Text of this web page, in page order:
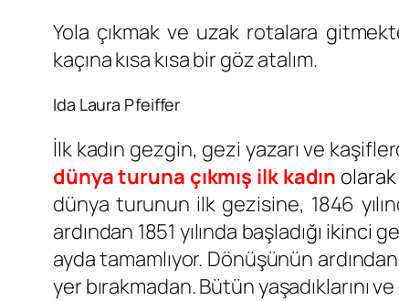
Yola çıkmak ve uzak rotalara
kaçına kısa kısa bir göz atalım.
Ida Laura Pfeiffer
İlk kadın gezgin, gezi yazarı ve
dünya turuna çıkmış ilk kadın olarak
dünya turunun ilk gezisine, 1846
ardından 1851 yılında başladığı
ayda tamamlıyor. Dönüşünün
yer bırakmadan. Bütün yaşadıklarını